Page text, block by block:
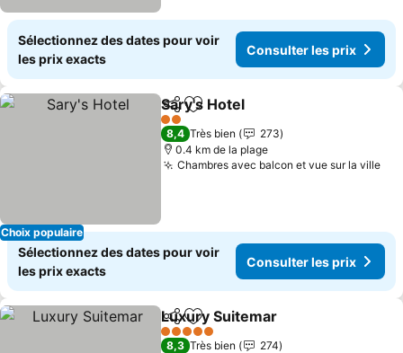
Sélectionnez des dates pour voir
les prix exacts
Consulter les prix
Choix populaire
PartagerAjouter à mes favoris
Sary's Hotel
2 Étoiles
8,4 Très bien
273
0.4 km de la plage
Chambres avec balcon et vue sur la ville
Sélectionnez des dates pour voir
les prix exacts
Consulter les prix
PartagerAjouter à mes favoris
Luxury Suitemar
5 Étoiles
8,3 Très bien
274